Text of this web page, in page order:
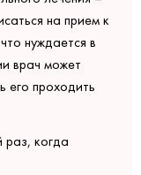
на прием к
нуждается в
врач может
его проходить
раз, когда